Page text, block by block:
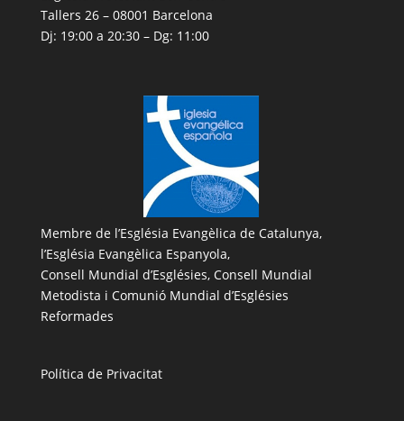
Tallers 26 – 08001 Barcelona
Dj: 19:00 a 20:30 – Dg: 11:00
Membre de l’Església Evangèlica de Catalunya,
l’Església Evangèlica Espanyola,
Consell Mundial d’Esglésies, Consell Mundial
Metodista i Comunió Mundial d’Esglésies
Reformades
Política de Privacitat